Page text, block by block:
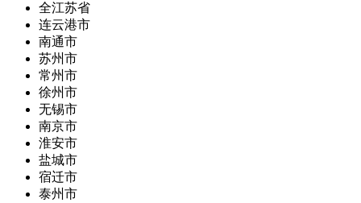
全江苏省
连云港市
南通市
苏州市
常州市
徐州市
无锡市
南京市
淮安市
盐城市
宿迁市
泰州市